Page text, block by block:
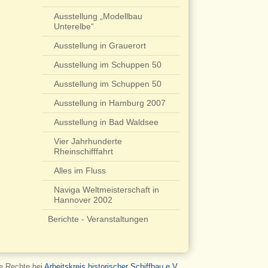
Ausstellung „Modellbau
Unterelbe“
Ausstellung in Grauerort
Ausstellung im Schuppen 50
Ausstellung im Schuppen 50
Ausstellung in Hamburg 2007
Ausstellung in Bad Waldsee
Vier Jahrhunderte
Rheinschifffahrt
Alles im Fluss
Naviga Weltmeisterschaft in
Hannover 2002
Berichte - Veranstaltungen